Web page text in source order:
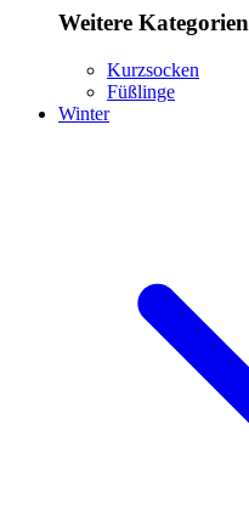
Weitere Kategorien
Kurzsocken
Füßlinge
Winter